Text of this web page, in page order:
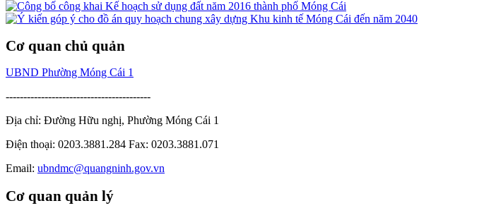
Cơ quan chủ quản
UBND Phường Móng Cái 1
-----------------------------------------
Địa chỉ: Đường Hữu nghị, Phường Móng Cái 1
Điện thoại: 0203.3881.284 Fax: 0203.3881.071
Email: ubndmc@quangninh.gov.vn
Cơ quan quản lý